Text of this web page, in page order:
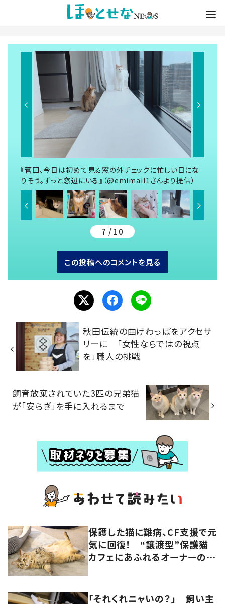
『菅田、今日は初めて見る窓の外チェックに忙しい日にな
りそう。ずっと窓辺にいる』（@emimail1さんより提供）
7 / 10
この投稿へのコメントを見る
秋田伝統の曲げわっぱをアクセサ
リーに 「女性ならではの視点
を」職人の挑戦
飼育放棄されていた3匹の兄弟猫
が「安らぎ」を手に入れるまで
保護した猫に難病、CF支援で元
気に回復！ “譲渡型”保護猫
カフェにあふれるオーナーの愛
「それくれニャいの？」 飼い主